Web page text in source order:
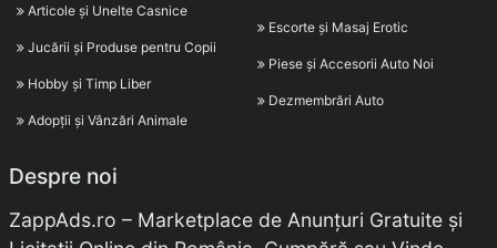
Articole și Unelte Casnice
Jucării și Produse pentru Copii
Hobby și Timp Liber
Adopții și Vânzări Animale
Escorte și Masaj Erotic
Piese și Accesorii Auto Noi
Dezmembrări Auto
Despre noi
ZappAds.ro – Marketplace de Anunțuri Gratuite și